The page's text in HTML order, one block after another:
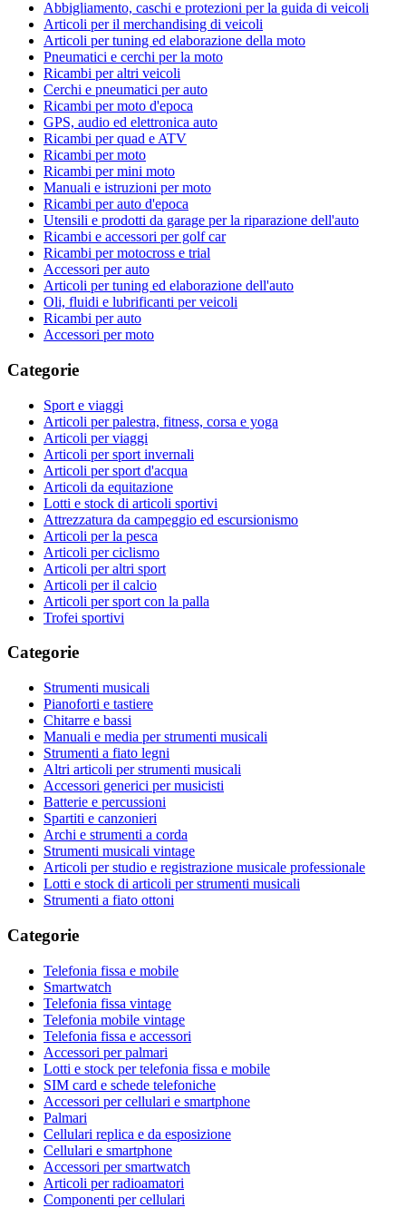
Abbigliamento, caschi e protezioni per la guida di veicoli
Articoli per il merchandising di veicoli
Articoli per tuning ed elaborazione della moto
Pneumatici e cerchi per la moto
Ricambi per altri veicoli
Cerchi e pneumatici per auto
Ricambi per moto d'epoca
GPS, audio ed elettronica auto
Ricambi per quad e ATV
Ricambi per moto
Ricambi per mini moto
Manuali e istruzioni per moto
Ricambi per auto d'epoca
Utensili e prodotti da garage per la riparazione dell'auto
Ricambi e accessori per golf car
Ricambi per motocross e trial
Accessori per auto
Articoli per tuning ed elaborazione dell'auto
Oli, fluidi e lubrificanti per veicoli
Ricambi per auto
Accessori per moto
Categorie
Sport e viaggi
Articoli per palestra, fitness, corsa e yoga
Articoli per viaggi
Articoli per sport invernali
Articoli per sport d'acqua
Articoli da equitazione
Lotti e stock di articoli sportivi
Attrezzatura da campeggio ed escursionismo
Articoli per la pesca
Articoli per ciclismo
Articoli per altri sport
Articoli per il calcio
Articoli per sport con la palla
Trofei sportivi
Categorie
Strumenti musicali
Pianoforti e tastiere
Chitarre e bassi
Manuali e media per strumenti musicali
Strumenti a fiato legni
Altri articoli per strumenti musicali
Accessori generici per musicisti
Batterie e percussioni
Spartiti e canzonieri
Archi e strumenti a corda
Strumenti musicali vintage
Articoli per studio e registrazione musicale professionale
Lotti e stock di articoli per strumenti musicali
Strumenti a fiato ottoni
Categorie
Telefonia fissa e mobile
Smartwatch
Telefonia fissa vintage
Telefonia mobile vintage
Telefonia fissa e accessori
Accessori per palmari
Lotti e stock per telefonia fissa e mobile
SIM card e schede telefoniche
Accessori per cellulari e smartphone
Palmari
Cellulari replica e da esposizione
Cellulari e smartphone
Accessori per smartwatch
Articoli per radioamatori
Componenti per cellulari